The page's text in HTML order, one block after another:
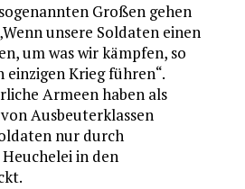
Großen gehen
unsere Soldaten einen
um was wir kämpfen, so
Krieg führen“.
Armeen haben als
Ausbeuterklassen
nur durch
in den